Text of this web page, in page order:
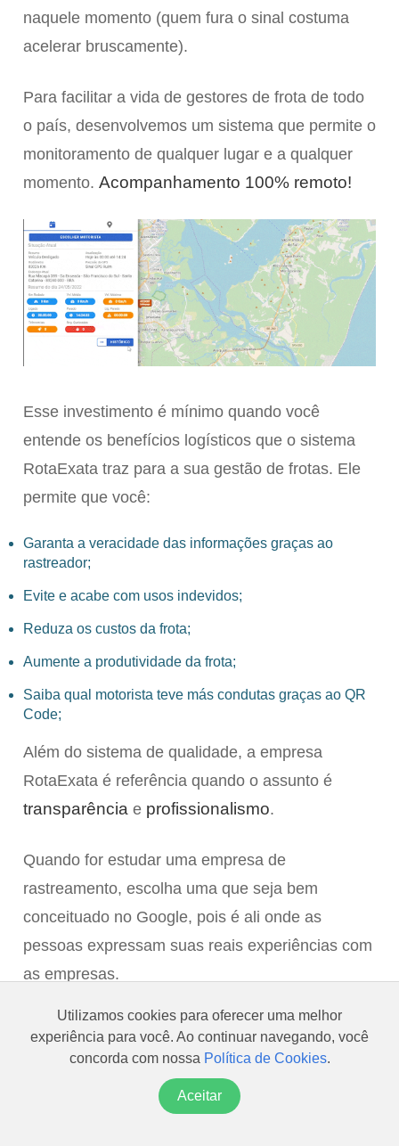
naquele momento (quem fura o sinal costuma
acelerar bruscamente).
Para facilitar a vida de gestores de frota de todo
o país, desenvolvemos um sistema que permite o
monitoramento de qualquer lugar e a qualquer
momento. Acompanhamento 100% remoto!
Esse investimento é mínimo quando você
entende os benefícios logísticos que o sistema
RotaExata traz para a sua gestão de frotas. Ele
permite que você:
Garanta a veracidade das informações graças ao
rastreador;
Evite e acabe com usos indevidos;
Reduza os custos da frota;
Aumente a produtividade da frota;
Saiba qual motorista teve más condutas graças ao QR
Code;
Além do sistema de qualidade, a empresa
RotaExata é referência quando o assunto é
transparência e profissionalismo.
Quando for estudar uma empresa de
rastreamento, escolha uma que seja bem
conceituado no Google, pois é ali onde as
pessoas expressam suas reais experiências com
as empresas.
Utilizamos cookies para oferecer uma melhor
experiência para você. Ao continuar navegando, você
concorda com nossa Política de Cookies.
Aceitar